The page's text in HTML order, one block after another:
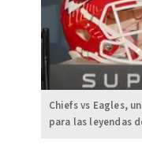
Chiefs vs Eagles,
para las leyendas